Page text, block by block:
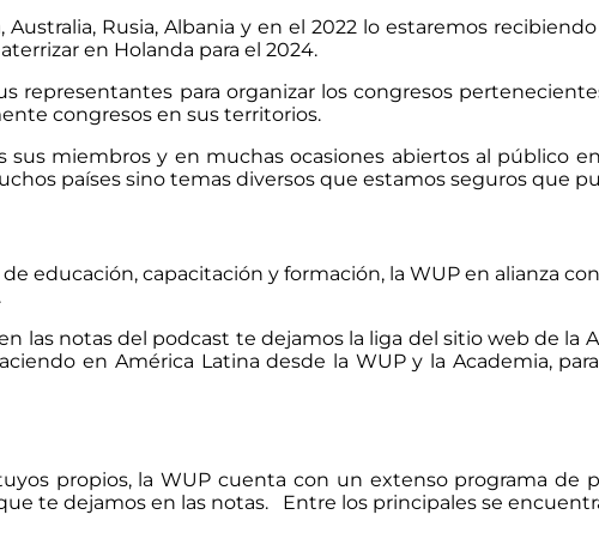
Rusia, Albania y en el 2022 lo estaremos
en Holanda para el 2024.
representantes para organizar los congresos
congresos en sus territorios.
miembros y en muchas ocasiones abiertos al público
países sino temas diversos que estamos seguros que
educación, capacitación y formación, la WUP en alianza
las notas del podcast te dejamos la liga del sitio web de la
en América Latina desde la WUP y la Academia,
propios, la WUP cuenta con un extenso programa de
te dejamos en las notas. Entre los principales se